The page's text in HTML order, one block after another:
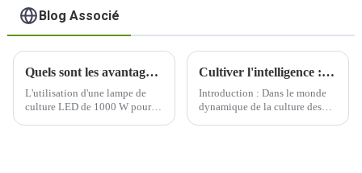
Blog Associé
Quels sont les avantages du jardinage intérieur lorsqu'on utilise une lampe de culture LED de 1000 W ?
L'utilisation d'une lampe de
culture LED de 1000 W pour le
Cultiver l'intelligence : éclairer l'avenir avec des lampes de culture à LED
Introduction : Dans le monde
dynamique de la culture des